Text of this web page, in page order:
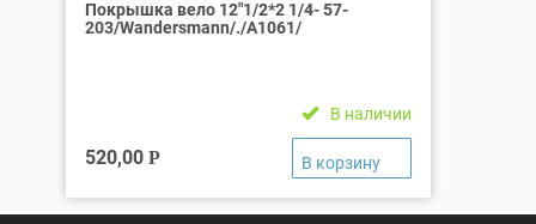
Покрышка вело 12″1/2*2 1/4- 57-
203/Wandersmann/./А1061/
В наличии
520,00 Р